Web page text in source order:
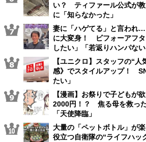
い？ ティファール公式が
に「知らなかった」
妻に「ハゲてる」と言われ
に大変身！ ビフォーアフ
したい」「若返りハンパない
【ユニクロ】スタッフの“
感》でスタイルアップ！
たい」
【漫画】お祭りで子どもが
2000円！？ 焦る母を救っ
「天使降臨」
大量の「ペットボトル」が
役立つ自衛隊の“ライフハッ